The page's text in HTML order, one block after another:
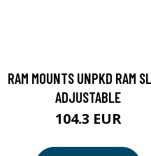
RAM MOUNTS UNPKD RAM
ADJUSTABLE
104.3 EUR